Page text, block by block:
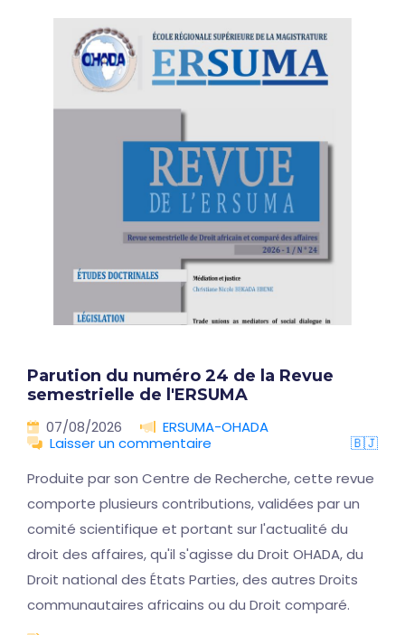
Parution du numéro 24 de la Revue
semestrielle de l'ERSUMA
07/08/2026
ERSUMA-OHADA
Laisser un commentaire
🇧🇯
Produite par son Centre de Recherche, cette revue
comporte plusieurs contributions, validées par un
comité scientifique et portant sur l'actualité du
droit des affaires, qu'il s'agisse du Droit OHADA, du
Droit national des États Parties, des autres Droits
communautaires africains ou du Droit comparé.